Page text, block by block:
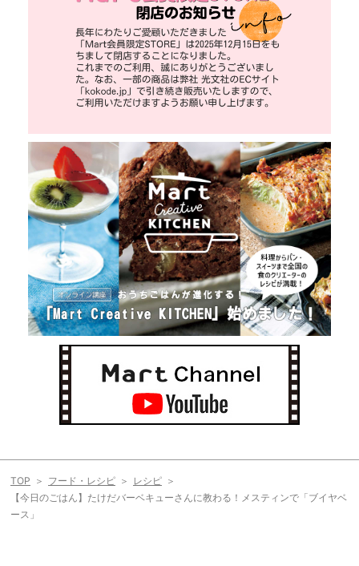
TOP フード・レシピ
レシピ
【今日のごはん】たけだバーベキューさんに教わる！メスティンで「ブイヤベ
ース」